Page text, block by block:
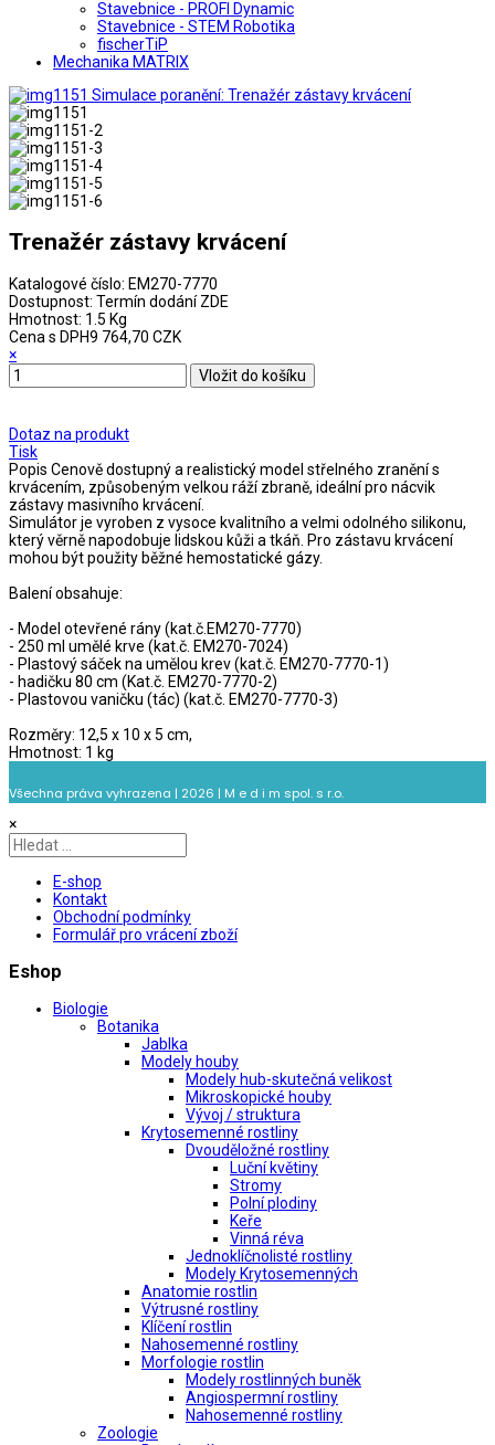
Stavebnice - PROFI Dynamic
Stavebnice - STEM Robotika
fischerTiP
Mechanika MATRIX
Trenažér zástavy krvácení
Katalogové číslo: EM270-7770
Dostupnost: Termín dodání ZDE
Hmotnost: 1.5 Kg
Cena s DPH9 764,70 CZK
×
Dotaz na produkt
Tisk
Popis Cenově dostupný a realistický model střelného zranění s
krvácením, způsobeným velkou ráží zbraně, ideální pro nácvik
zástavy masivního krvácení.
Simulátor je vyroben z vysoce kvalitního a velmi odolného silikonu,
který věrně napodobuje lidskou kůži a tkáň. Pro zástavu krvácení
mohou být použity běžné hemostatické gázy.
Balení obsahuje:
- Model otevřené rány (kat.č.EM270-7770)
- 250 ml umělé krve (kat.č. EM270-7024)
- Plastový sáček na umělou krev (kat.č. EM270-7770-1)
- hadičku 80 cm (Kat.č. EM270-7770-2)
- Plastovou vaničku (tác) (kat.č. EM270-7770-3)
Rozměry: 12,5 x 10 x 5 cm,
Hmotnost: 1 kg
Všechna práva vyhrazena | 2026 | M e d i m spol. s r.o.
×
E-shop
Kontakt
Obchodní podmínky
Formulář pro vrácení zboží
Eshop
Biologie
Botanika
Jablka
Modely houby
Modely hub-skutečná velikost
Mikroskopické houby
Vývoj / struktura
Krytosemenné rostliny
Dvouděložné rostliny
Luční květiny
Stromy
Polní plodiny
Keře
Vinná réva
Jednoklíčnolisté rostliny
Modely Krytosemenných
Anatomie rostlin
Výtrusné rostliny
Klíčení rostlin
Nahosemenné rostliny
Morfologie rostlin
Modely rostlinných buněk
Angiospermní rostliny
Nahosemenné rostliny
Zoologie